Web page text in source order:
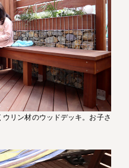
リン材のウッドデッキ。お子さ